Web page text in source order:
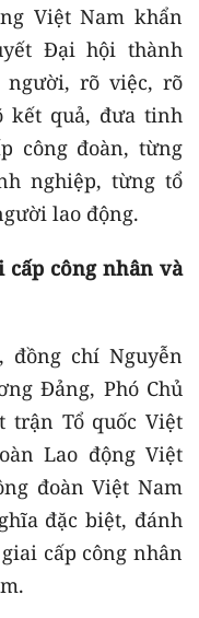
Việt Nam khẩn
Đại hội thành
rõ việc, rõ
kết quả, đưa tinh
công đoàn, từng
nghiệp, từng tổ
lao động.
công nhân và
chí Nguyễn
Đảng, Phó Chủ
trận Tổ quốc Việt
Lao động Việt
đoàn Việt Nam
đặc biệt, đánh
cấp công nhân